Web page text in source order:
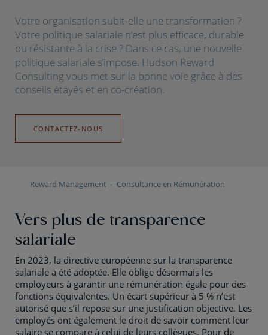
Reward Management Consultance en Rémunération
Votre organisation subit-elle une transformation ?
Votre politique salariale n’est plus efficace, durable
ou résistante à la crise ? Dans ce cas, une nouvelle
politique salariale s’impose. Hudson Reward
Consulting vous met sur la bonne voie grâce à des
conseils étayés et en co-création.
CONTACTEZ-NOUS
Vers plus de transparence
salariale
En 2023, la directive européenne sur la transparence
salariale a été adoptée. Elle oblige désormais les
employeurs à garantir une rémunération égale pour des
fonctions équivalentes. Un écart supérieur à 5 % n’est
autorisé que s’il repose sur une justification objective. Les
employés ont également le droit de savoir comment leur
salaire se compare à celui de leurs collègues. Pour de